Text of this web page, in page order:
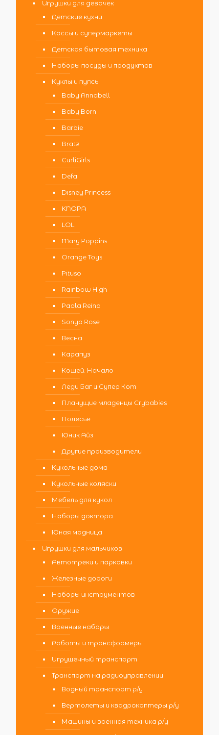
Игрушки для девочек
Детские кухни
Кассы и супермаркеты
Детская бытовая техника
Наборы посуды и продуктов
Куклы и пупсы
Baby Annabell
Baby Born
Barbie
Bratz
CurliGirls
Defa
Disney Princess
KNOPA
LOL
Mary Poppins
Orange Toys
Pituso
Rainbow High
Paola Reina
Sonya Rose
Весна
Карапуз
Кощей. Начало
Леди Баг и Супер Кот
Плачущие младенцы Crybabies
Полесье
Юник Айз
Другие производители
Кукольные дома
Кукольные коляски
Мебель для кукол
Наборы доктора
Юная модница
Игрушки для мальчиков
Автотреки и парковки
Железные дороги
Наборы инструментов
Оружие
Военные наборы
Роботы и трансформеры
Игрушечный транспорт
Транспорт на радиоуправлении
Водный транспорт р/у
Вертолеты и квадрокоптеры р/у
Машины и военная техника р/у